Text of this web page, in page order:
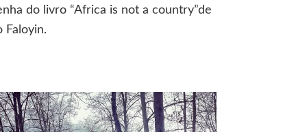
não
do livro “Africa is not a country”de
Faloyin.